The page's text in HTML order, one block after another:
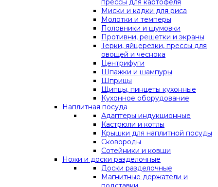
прессы для картофеля
Миски и кадки для риса
Молотки и темперы
Половники и шумовки
Противни, решетки и экраны
Терки, яйцерезки, прессы для
овощей и чеснока
Центрифуги
Шпажки и шампуры
Шприцы
Щипцы, пинцеты кухонные
Кухонное оборудование
Наплитная посуда
Адаптеры индукционные
Кастрюли и котлы
Крышки для наплитной посуды
Сковороды
Сотейники и ковши
Ножи и доски разделочные
Доски разделочные
Магнитные держатели и